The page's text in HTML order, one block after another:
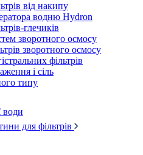
від накипу
водню Hydron
глечиків
зворотного осмосу
зворотного осмосу
фільтрів
і сіль
типу
води
для фільтрів